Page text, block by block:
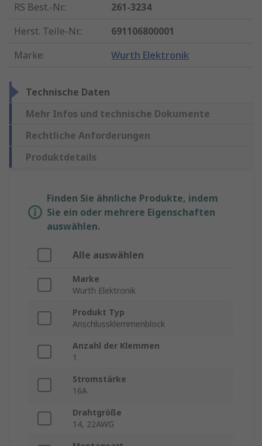
RS Best.-Nr.:
261-3234
Herst. Teile-Nr.:
691106800001
Marke: Wurth Elektronik
Technische Daten
Mehr Infos und technische Dokumente
Rechtliche Anforderungen
Produktdetails
Finden Sie ähnliche Produkte, indem
Sie ein oder mehrere Eigenschaften
auswählen.
Alle auswählen
Marke
Wurth Elektronik
Produkt Typ
Anschlussklemmenblock
Anzahl der Klemmen
1
Stromstärke
16A
Drahtgröße
14, 22AWG